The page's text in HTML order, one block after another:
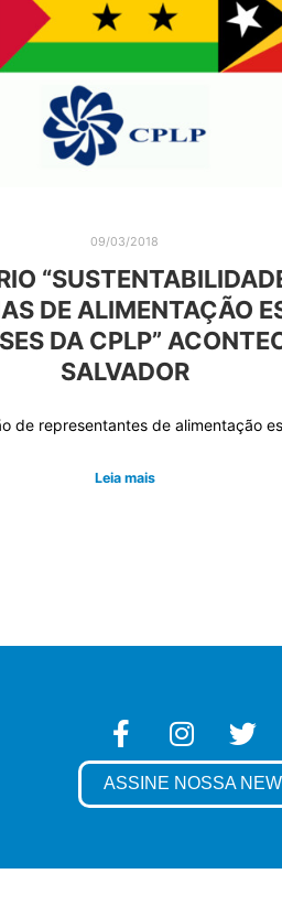
09/03/2018
DE ALIMENTAÇÃO
DA CPLP”
SALVADOR
de representantes de alimentação
Leia mais
ASSINE NOSSA